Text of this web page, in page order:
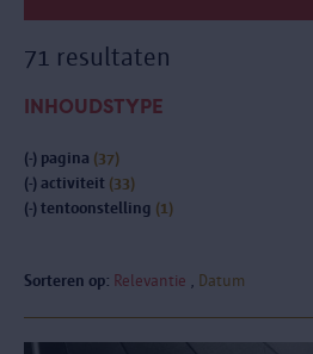
71 resultaten
INHOUDSTYPE
(-) pagina (37)
(-) activiteit (33)
(-) tentoonstelling (1)
Sorteren op: Relevantie Datum